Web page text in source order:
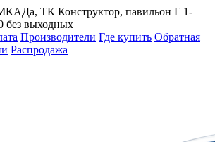
ТК Конструктор, павильон Г 1-
без выходных
Производители Где купить Обратная
Распродажа